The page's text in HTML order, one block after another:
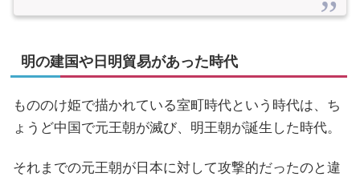
明の建国や日明貿易があった時代
もののけ姫で描かれている室町時代という時代は、ち
ょうど中国で元王朝が滅び、明王朝が誕生した時代。
それまでの元王朝が日本に対して攻撃的だったのと違